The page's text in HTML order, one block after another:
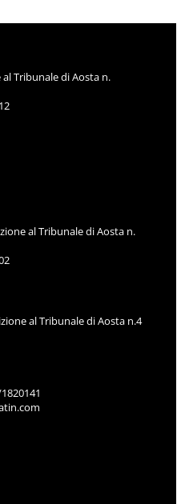
Tribunale di Aosta n.
al Tribunale di Aosta n.
al Tribunale di Aosta n.4